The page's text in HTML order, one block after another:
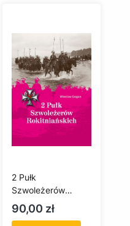
2 Pułk
Szwoleżerów
Rokitniańskich
Cena
90,00 zł